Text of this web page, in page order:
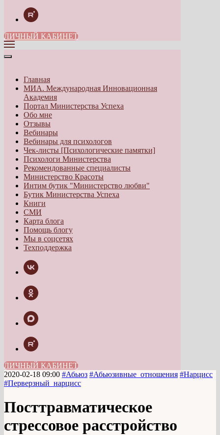
ЛИЧНЫЙ КАБИНЕТ
Главная
МИА. Международная Инновационная
Академия
Портал Министерства Успеха
Обо мне
Отзывы
Вебинары
Вебинары для психологов
Чек-листы [Психологические памятки]
Психологи Министерства
Рекомендованные специалисты
Министерство Красоты
Интим бутик "Министерство любви"
Бутик Министерства Успеха
Книги
СМИ
Карта блога
Помощь блогу
Мы в соцсетях
Техподдержка
ЛИЧНЫЙ КАБИНЕТ
2020-02-18 09:00 #Абьюз #Абьюзивные_отношения #Нарцисс
#Перверзный_нарцисс
Посттравматическое
стрессовое расстройство